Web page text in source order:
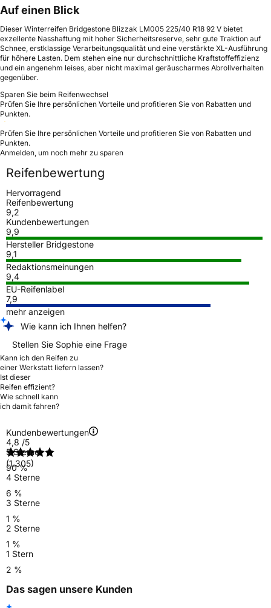
Auf einen Blick
Dieser Winterreifen Bridgestone Blizzak LM005 225/40 R18 92 V bietet
exzellente Nasshaftung mit hoher Sicherheitsreserve, sehr gute Traktion auf
Schnee, erstklassige Verarbeitungsqualität und eine verstärkte XL-Ausführung
für höhere Lasten. Dem stehen eine nur durchschnittliche Kraftstoffeffizienz
und ein angenehm leises, aber nicht maximal geräuscharmes Abrollverhalten
gegenüber.
Sparen Sie beim Reifenwechsel
Prüfen Sie Ihre persönlichen Vorteile und profitieren Sie von Rabatten und
Punkten.
Prüfen Sie Ihre persönlichen Vorteile und profitieren Sie von Rabatten und
Punkten.
Anmelden, um noch mehr zu sparen
Reifenbewertung
Hervorragend
Reifenbewertung
9,2
Kundenbewertungen
9,9
Hersteller Bridgestone
9,1
Redaktionsmeinungen
9,4
EU-Reifenlabel
7,9
mehr anzeigen
Wie kann ich Ihnen helfen?
Stellen Sie Sophie eine Frage
Kann ich den Reifen zu
einer Werkstatt liefern lassen?
Ist dieser
Reifen effizient?
Wie schnell kann
ich damit fahren?
Kundenbewertungen
4,8 /5
(1.305)
5 Sterne
90 %
4 Sterne
6 %
3 Sterne
1 %
2 Sterne
1 %
1 Stern
2 %
Das sagen unsere Kunden